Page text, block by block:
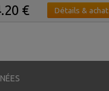
€ Détails & achat